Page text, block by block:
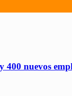
nuevos